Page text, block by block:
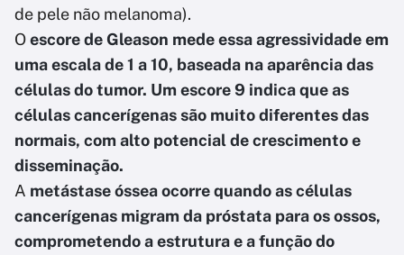
de pele não melanoma).
Oescore de Gleason mede essa agressividade em
uma escala de 1 a 10, baseada na aparência das
células do tumor. Um escore 9 indica que as
células cancerígenas são muito diferentes das
normais, com alto potencial de crescimento e
disseminação.
A metástase óssea ocorre quando as células
cancerígenas migram da próstata para os ossos,
comprometendo a estrutura e a função do